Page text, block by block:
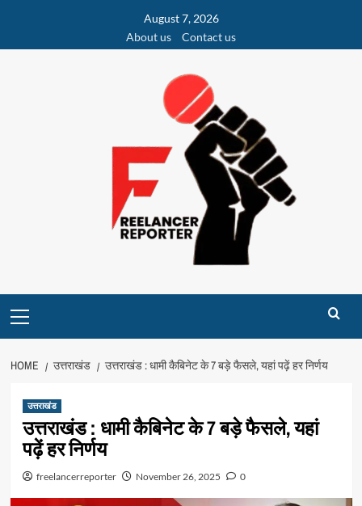
content
August 7, 2026
About us
Contact us
Menu
HOME उत्तराखंड उत्तराखंड : धामी कैबिनेट के 7 बड़े फैसले, यहां पढ़ें हर निर्णय
उत्तराखंड
उत्तराखंड : धामी कैबिनेट के 7 बड़े फैसले, यहां
पढ़ें हर निर्णय
freelancerreporter November 26, 2025 0